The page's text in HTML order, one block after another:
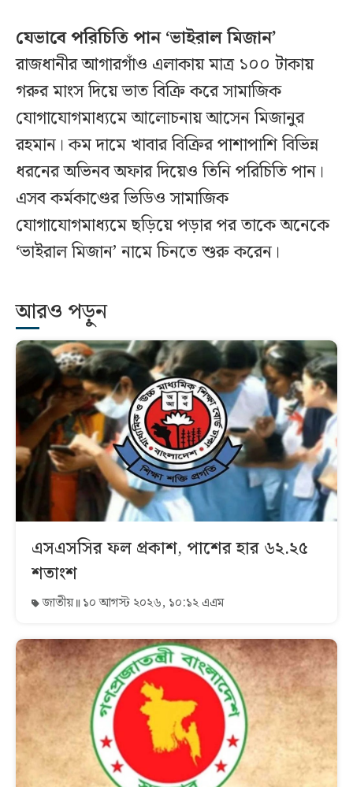
যেভাবে পরিচিতি পান ‘ভাইরাল মিজান’
রাজধানীর আগারগাঁও এলাকায় মাত্র ১০০ টাকায়
গরুর মাংস দিয়ে ভাত বিক্রি করে সামাজিক
যোগাযোগমাধ্যমে আলোচনায় আসেন মিজানুর
রহমান। কম দামে খাবার বিক্রির পাশাপাশি বিভিন্ন
ধরনের অভিনব অফার দিয়েও তিনি পরিচিতি পান।
এসব কর্মকাণ্ডের ভিডিও সামাজিক
যোগাযোগমাধ্যমে ছড়িয়ে পড়ার পর তাকে অনেকে
‘ভাইরাল মিজান’ নামে চিনতে শুরু করেন।
আরও পড়ুন
এসএসসির ফল প্রকাশ, পাশের হার ৬২.২৫
শতাংশ
জাতীয় ১০ আগস্ট ২০২৬, ১০:১২ এএম